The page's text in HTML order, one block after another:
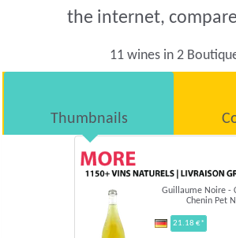
the internet,
11 wines in 2
Thumbnails
Guillaume Noire -
Chenin Pet
21.18 €*